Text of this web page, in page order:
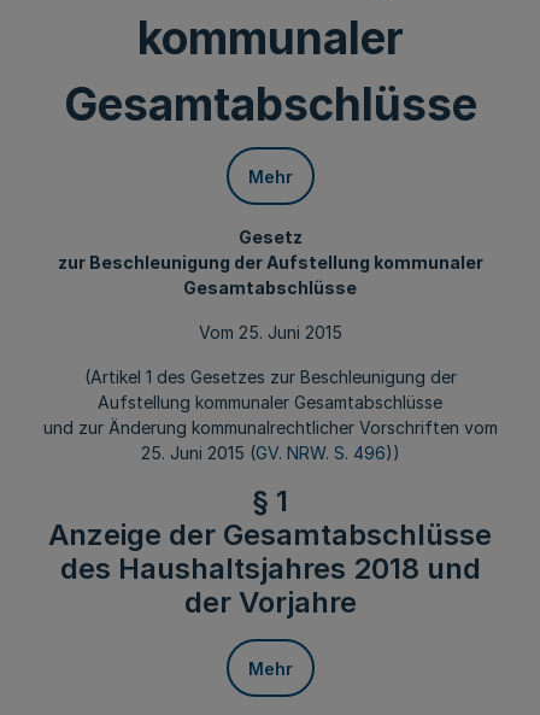
kommunaler
Gesamtabschlüsse
Mehr
Gesetz
zur Beschleunigung der Aufstellung kommunaler
Gesamtabschlüsse
Vom 25. Juni 2015
(Artikel 1 des Gesetzes zur Beschleunigung der
Aufstellung kommunaler Gesamtabschlüsse
und zur Änderung kommunalrechtlicher Vorschriften vom
25. Juni 2015 (GV. NRW. S. 496))
§ 1
Anzeige der Gesamtabschlüsse
des Haushaltsjahres 2018 und
der Vorjahre
Mehr